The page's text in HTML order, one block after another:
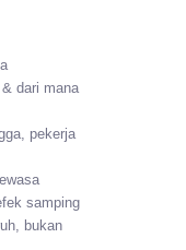
dari mana
pekerja
samping
bukan